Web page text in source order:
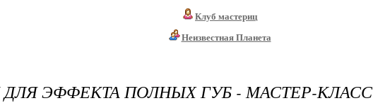
Клуб мастериц
Неизвестная Планета
ЭФФЕКТА ПОЛНЫХ ГУБ - МАСТЕР-КЛАСС